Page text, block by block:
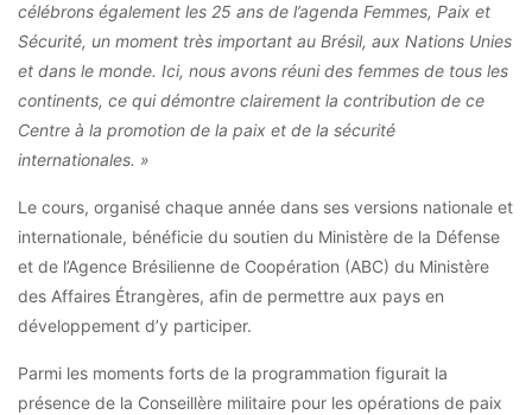
célébrons également les 25 ans de l’agenda Femmes, Paix et
Sécurité, un moment très important au Brésil, aux Nations Unies
et dans le monde. Ici, nous avons réuni des femmes de tous les
continents, ce qui démontre clairement la contribution de ce
Centre à la promotion de la paix et de la sécurité
internationales. »
Le cours, organisé chaque année dans ses versions nationale et
internationale, bénéficie du soutien du Ministère de la Défense
et de l’Agence Brésilienne de Coopération (ABC) du Ministère
des Affaires Étrangères, afin de permettre aux pays en
développement d’y participer.
Parmi les moments forts de la programmation figurait la
présence de la Conseillère militaire pour les opérations de paix